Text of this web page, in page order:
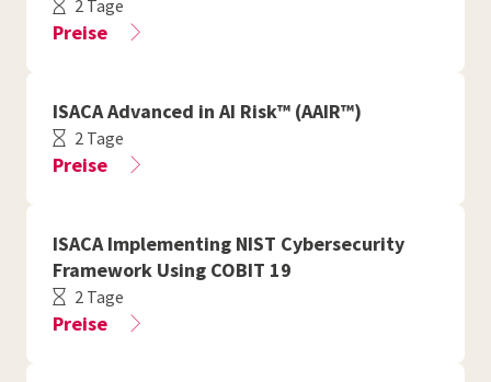
2 Tage
Preise
ISACA Advanced in AI Risk™ (AAIR™)
2 Tage
Preise
ISACA Implementing NIST Cybersecurity
Framework Using COBIT 19
2 Tage
Preise